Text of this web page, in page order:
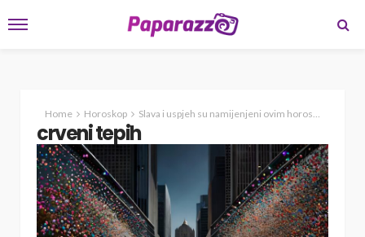
Home Horoskop Slava i uspjeh su namijenjeni ovim horoskopskim znacima
crveni tepih